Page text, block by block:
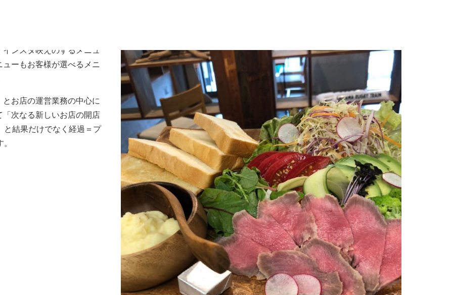
ンスタ映えのするメニュ
ーもお客様が選べるメニ
とお店の運営業務の中心に
次なる新しいお店の開店
と結果だけでなく経過＝プ